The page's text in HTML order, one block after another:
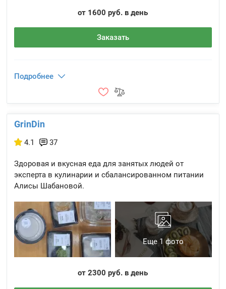
от 1600 руб. в день
Заказать
Подробнее
GrinDin
4.1 37
Здоровая и вкусная еда для занятых людей от
эксперта в кулинарии и сбалансированном питании
Алисы Шабановой.
Еще 1 фото
от 2300 руб. в день